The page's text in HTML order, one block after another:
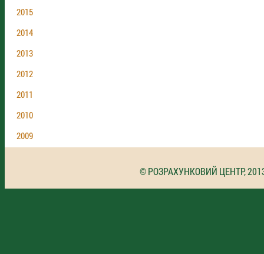
2015
2014
2013
2012
2011
2010
2009
© РОЗРАХУНКОВИЙ ЦЕНТР,